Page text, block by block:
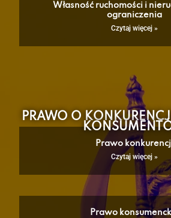
Własność ruchomości i
ograniczenia
Czytaj więcej »
PRAWO O
Prawo
Czytaj więcej »
Prawo